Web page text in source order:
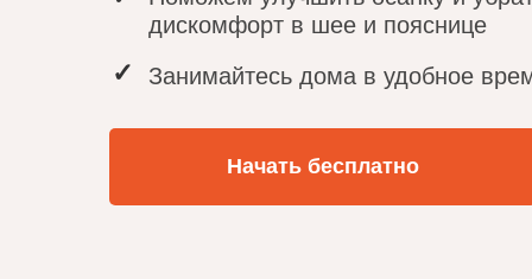
дискомфорт в шее и пояснице
Занимайтесь дома в удобное
Начать бесплатно
✓